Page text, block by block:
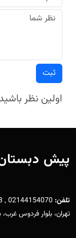
ثبت
اولین نظر
پیش
تلفن: 02144154070 , 02144160318
تهران، بلوار فردوس